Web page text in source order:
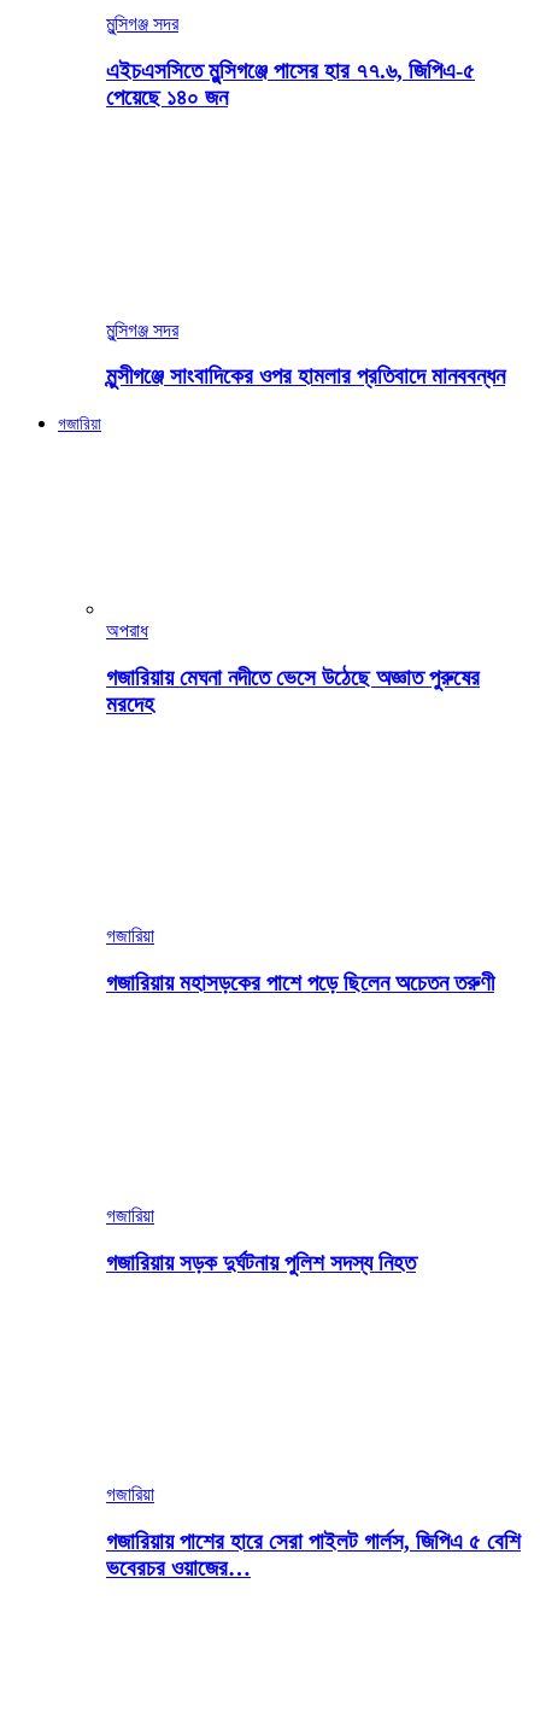
মুন্সিগঞ্জ সদর
এইচএসসিতে মুন্সিগঞ্জে পাসের হার ৭৭.৬, জিপিএ-৫
পেয়েছে ১৪০ জন
মুন্সিগঞ্জ সদর
মুন্সীগঞ্জে সাংবাদিকের ওপর হামলার প্রতিবাদে মানববন্ধন
গজারিয়া
অপরাধ
গজারিয়ায় মেঘনা নদীতে ভেসে উঠেছে অজ্ঞাত পুরুষের
মরদেহ
গজারিয়া
গজারিয়ায় মহাসড়কের পাশে পড়ে ছিলেন অচেতন তরুণী
গজারিয়া
গজারিয়ায় সড়ক দুর্ঘটনায় পুলিশ সদস্য নিহত
গজারিয়া
গজারিয়ায় পাশের হারে সেরা পাইলট গার্লস, জিপিএ ৫ বেশি
ভবেরচর ওয়াজের…